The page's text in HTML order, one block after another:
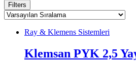
Filters
Ray & Klemens Sistemleri
Klemsan PYK 2,5